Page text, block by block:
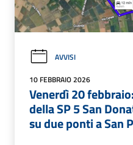
AVVISI
10 FEBBRAIO 2026
Venerdì 20
della SP 5 San
su due ponti a San